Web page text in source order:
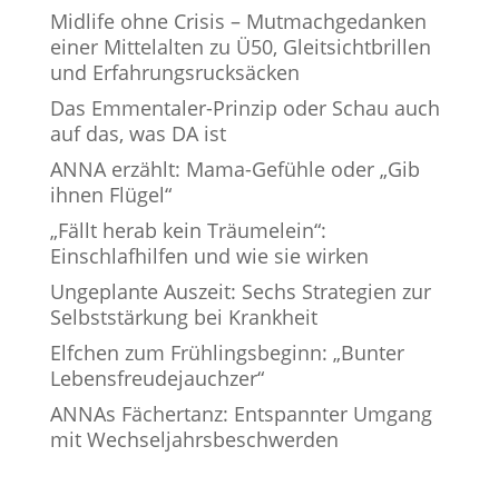
Midlife ohne Crisis – Mutmachgedanken
einer Mittelalten zu Ü50, Gleitsichtbrillen
und Erfahrungsrucksäcken
Das Emmentaler-Prinzip oder Schau auch
auf das, was DA ist
ANNA erzählt: Mama-Gefühle oder „Gib
ihnen Flügel“
„Fällt herab kein Träumelein“:
Einschlafhilfen und wie sie wirken
Ungeplante Auszeit: Sechs Strategien zur
Selbststärkung bei Krankheit
Elfchen zum Frühlingsbeginn: „Bunter
Lebensfreudejauchzer“
ANNAs Fächertanz: Entspannter Umgang
mit Wechseljahrsbeschwerden